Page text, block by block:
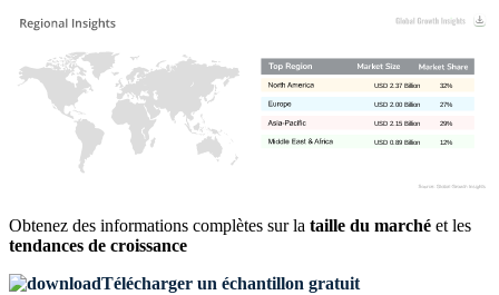
12%
USD 0.89 Billion
29%
USD 2.15 Billion
27%
USD 2.00 Billion
32%
USD 2.37 Billion
Obtenez des informations complètes sur la taille du marché et les
tendances de croissance
Télécharger un échantillon gratuit